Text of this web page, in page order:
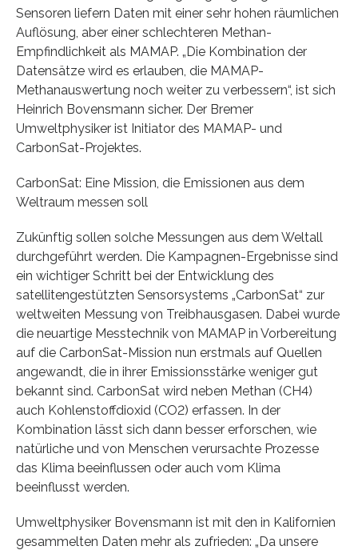
Sensoren liefern Daten mit einer sehr hohen räumlichen
Auflösung, aber einer schlechteren Methan-
Empfindlichkeit als MAMAP. „Die Kombination der
Datensätze wird es erlauben, die MAMAP-
Methanauswertung noch weiter zu verbessern“, ist sich
Heinrich Bovensmann sicher. Der Bremer
Umweltphysiker ist Initiator des MAMAP- und
CarbonSat-Projektes.
CarbonSat: Eine Mission, die Emissionen aus dem
Weltraum messen soll
Zukünftig sollen solche Messungen aus dem Weltall
durchgeführt werden. Die Kampagnen-Ergebnisse sind
ein wichtiger Schritt bei der Entwicklung des
satellitengestützten Sensorsystems „CarbonSat“ zur
weltweiten Messung von Treibhausgasen. Dabei wurde
die neuartige Messtechnik von MAMAP in Vorbereitung
auf die CarbonSat-Mission nun erstmals auf Quellen
angewandt, die in ihrer Emissionsstärke weniger gut
bekannt sind. CarbonSat wird neben Methan (CH4)
auch Kohlenstoffdioxid (CO2) erfassen. In der
Kombination lässt sich dann besser erforschen, wie
natürliche und von Menschen verursachte Prozesse
das Klima beeinflussen oder auch vom Klima
beeinflusst werden.
Umweltphysiker Bovensmann ist mit den in Kalifornien
gesammelten Daten mehr als zufrieden: „Da unsere